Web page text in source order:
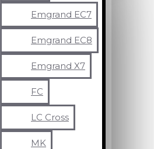
Emgrand EC7
Emgrand EC8
Emgrand X7
FC
LC Cross
MK